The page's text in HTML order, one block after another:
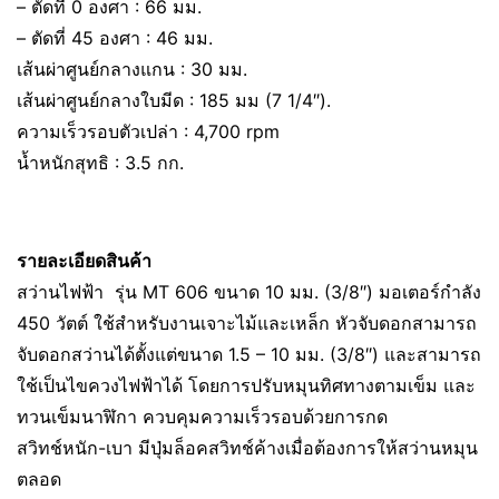
– ตัดที่ 0 องศา : 66 มม.
– ตัดที่ 45 องศา : 46 มม.
เส้นผ่าศูนย์กลางแกน : 30 มม.
เส้นผ่าศูนย์กลางใบมีด : 185 มม (7 1/4″).
ความเร็วรอบตัวเปล่า : 4,700 rpm
น้ำหนักสุทธิ : 3.5 กก.
รายละเอียดสินค้า
สว่านไฟฟ้า รุ่น MT 606 ขนาด 10 มม. (3/8″) มอเตอร์กำลัง
450 วัตต์ ใช้สำหรับงานเจาะไม้และเหล็ก หัวจับดอกสามารถ
จับดอกสว่านได้ตั้งแต่ขนาด 1.5 – 10 มม. (3/8″) และสามารถ
ใช้เป็นไขควงไฟฟ้าได้ โดยการปรับหมุนทิศทางตามเข็ม และ
ทวนเข็มนาฬิกา ควบคุมความเร็วรอบด้วยการกด
สวิทช์หนัก-เบา มีปุ่มล็อคสวิทช์ค้างเมื่อต้องการให้สว่านหมุน
ตลอด